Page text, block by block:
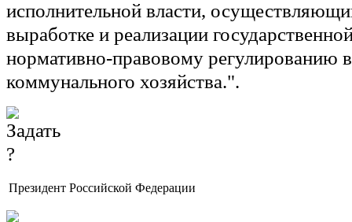
исполнительной власти,
выработке и реализации
нормативно-правовому регулированию
коммунального хозяйства.".
Президент Российской Федерации